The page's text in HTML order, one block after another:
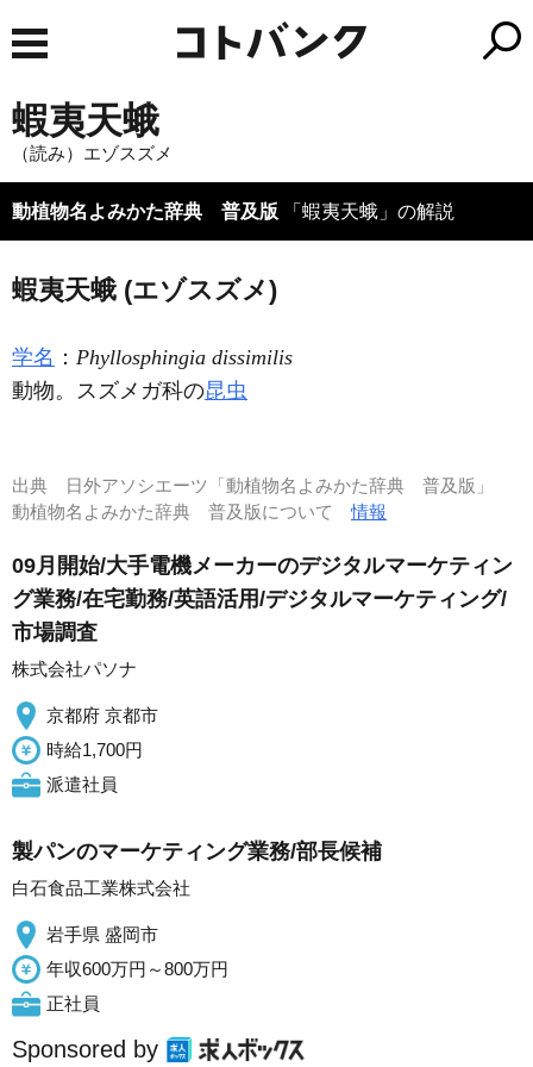
蝦夷天蛾
（読み）エゾスズメ
動植物名よみかた辞典 普及版 「蝦夷天蛾」の解説
蝦夷天蛾 (エゾスズメ)
学名 ： Phyllosphingia dissimilis
動物。スズメガ科の昆虫
出典
日外アソシエーツ「動植物名よみかた辞典 普及版」
動植物名よみかた辞典 普及版について情報
09月開始/大手電機メーカーのデジタルマーケティン
グ業務/在宅勤務/英語活用/デジタルマーケティング/
市場調査
株式会社パソナ
京都府 京都市
時給1,700円
派遣社員
製パンのマーケティング業務/部長候補
白石食品工業株式会社
岩手県 盛岡市
年収600万円～800万円
正社員
Sponsored by